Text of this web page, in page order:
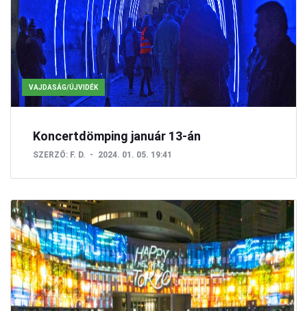
VAJDASÁG/ÚJVIDÉK
Koncertdömping január 13-án
SZERZŐ: F. D. 2024. 01. 05. 19:41